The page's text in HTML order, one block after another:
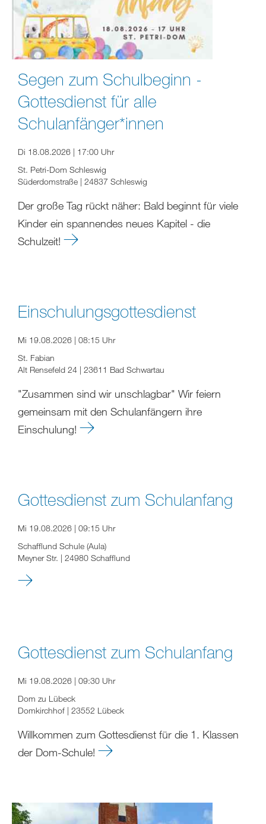
Segen zum Schulbeginn -
Gottesdienst für alle
Schulanfänger*innen
Di 18.08.2026 | 17:00 Uhr
St. Petri-Dom Schleswig
Süderdomstraße | 24837 Schleswig
Der große Tag rückt näher: Bald beginnt für viele
Kinder ein spannendes neues Kapitel - die
Schulzeit!
Einschulungsgottesdienst
Mi 19.08.2026 | 08:15 Uhr
St. Fabian
Alt Rensefeld 24 | 23611 Bad Schwartau
"Zusammen sind wir unschlagbar" Wir feiern
gemeinsam mit den Schulanfängern ihre
Einschulung!
Gottesdienst zum Schulanfang
Mi 19.08.2026 | 09:15 Uhr
Schafflund Schule (Aula)
Meyner Str. | 24980 Schafflund
Gottesdienst zum Schulanfang
Mi 19.08.2026 | 09:30 Uhr
Dom zu Lübeck
Domkirchhof | 23552 Lübeck
Willkommen zum Gottesdienst für die 1. Klassen
der Dom-Schule!